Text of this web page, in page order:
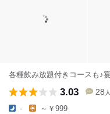
各種飲み放題付きコースも♪
3.03 28 人
- ～￥999